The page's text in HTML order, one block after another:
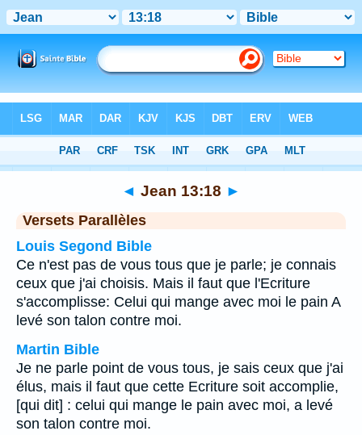
Chapitre 13> Verset 18
◄ Jean 13:18 ►
Versets Parallèles
Louis Segond Bible
Ce n'est pas de vous tous que je parle; je connais
ceux que j'ai choisis. Mais il faut que l'Ecriture
s'accomplisse: Celui qui mange avec moi le pain A
levé son talon contre moi.
Martin Bible
Je ne parle point de vous tous, je sais ceux que j'ai
élus, mais il faut que cette Ecriture soit accomplie,
[qui dit] : celui qui mange le pain avec moi, a levé
son talon contre moi.